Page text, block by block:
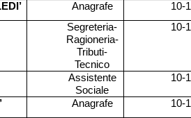
Anagrafe
10-
Segreteria-
Ragioneria-
Tributi-
Tecnico
10-
Assistente
Sociale
10-
Anagrafe
10-